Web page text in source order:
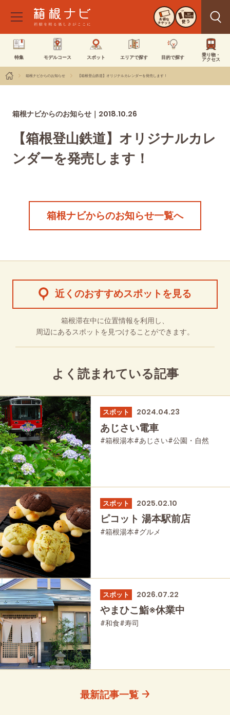
お得な
チケット 使う
特集 モデルコース スポット エリアで探す 目的で探す
乗り物・
アクセス
箱根ナビからのお知らせ 【箱根登山鉄道】オリジナルカレンダーを発売します！
箱根ナビからのお知らせ｜ 2018.10.26
【箱根登山鉄道】オリジナルカレ
ンダーを発売します！
箱根ナビからのお知らせ一覧へ
近くのおすすめスポットを見る
箱根滞在中に位置情報を利用し、
周辺にあるスポットを見つけることができます。
よく読まれている記事
スポット 2024.04.23
あじさい電車
#箱根湯本#あじさい#公園・自然
スポット 2025.02.10
ピコット 湯本駅前店
#箱根湯本#グルメ
スポット 2026.07.22
やまひこ鮨※休業中
#和食#寿司
最新記事一覧